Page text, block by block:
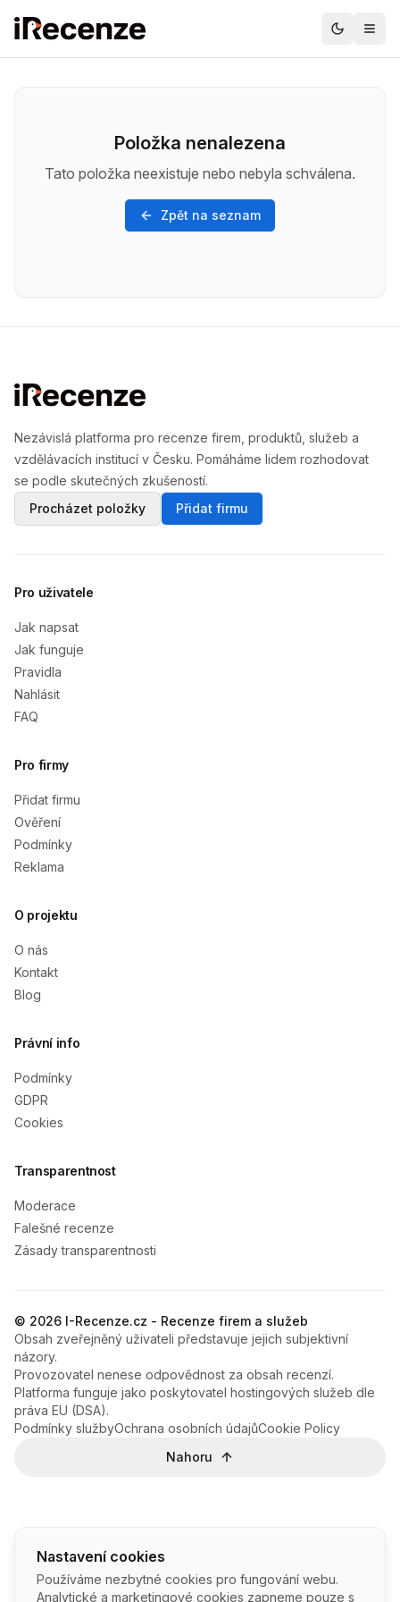
Položka nenalezena
Tato položka neexistuje nebo nebyla schválena.
Zpět na seznam
Nastavení cookies
Používáme nezbytné cookies pro fungování webu.
Analytické a marketingové cookies zapneme pouze s
Nezávislá platforma pro recenze firem, produktů, služeb a
vzdělávacích institucí v Česku. Pomáháme lidem rozhodovat
se podle skutečných zkušeností.
Procházet položky
Přidat firmu
Pro uživatele
Jak napsat
Jak funguje
Pravidla
Nahlásit
FAQ
Pro firmy
Přidat firmu
Ověření
Podmínky
Reklama
O projektu
O nás
Kontakt
Blog
Právní info
Podmínky
GDPR
Cookies
Transparentnost
Moderace
Falešné recenze
Zásady transparentnosti
© 2026 I-Recenze.cz - Recenze firem a služeb
Obsah zveřejněný uživateli představuje jejich subjektivní
názory.
Provozovatel nenese odpovědnost za obsah recenzí.
Platforma funguje jako poskytovatel hostingových služeb dle
práva EU (DSA).
Podmínky službyOchrana osobních údajůCookie Policy
Nahoru